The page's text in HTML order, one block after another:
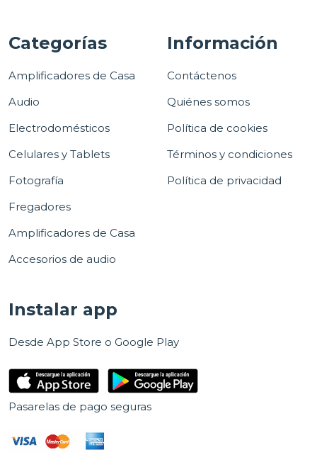
Categorías
Amplificadores de Casa
Audio
Electrodomésticos
Celulares y Tablets
Fotografía
Fregadores
Amplificadores de Casa
Accesorios de audio
Información
Contáctenos
Quiénes somos
Política de cookies
Términos y condiciones
Política de privacidad
Instalar app
Desde App Store o Google Play
Pasarelas de pago seguras